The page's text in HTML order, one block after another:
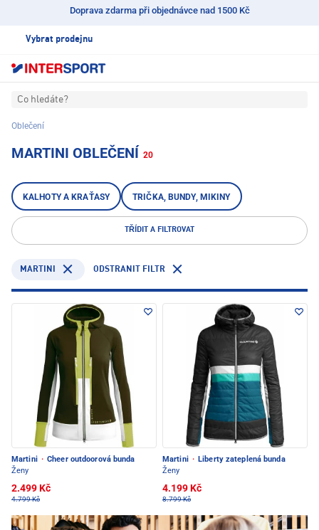
Doprava zdarma při objednávce nad 1500 Kč
Vybrat prodejnu
Co hledáte?
Oblečení
MARTINI OBLEČENÍ 20
KALHOTY A KRAŤASY TRIČKA, BUNDY, MIKINY
TŘÍDIT A FILTROVAT
MARTINI ODSTRANIT FILTR
Martini · Cheer outdoorová bunda
Ženy
2.499 Kč
4.799 Kč
Martini · Liberty zateplená bunda
Ženy
4.199 Kč
8.799 Kč